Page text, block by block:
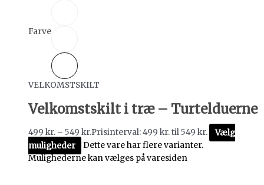
Farve
VELKOMSTSKILT
Velkomstskilt i træ – Turtelduerne
499 kr. – 549 kr.Prisinterval: 499 kr. til 549 kr.
Vælg
muligheder
Dette vare har flere varianter.
Mulighederne kan vælges på varesiden